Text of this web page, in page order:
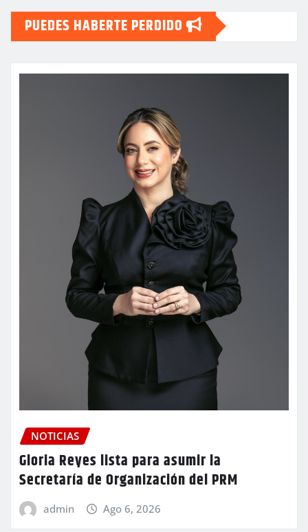
PUEDES HABERTE PERDIDO
NOTICIAS
Gloria Reyes lista para asumir la
Secretaría de Organización del PRM
admin Ago 6, 2026